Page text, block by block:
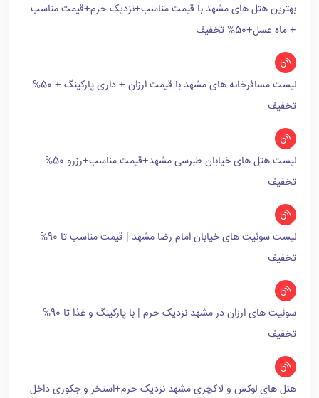
بهترین هتل های مشهد با قیمت مناسب+نزدیک حرم+قیمت مناسب
+ ماه عسل+50% تخفیف
لیست مسافرخانه های مشهد با قیمت ارزان + داری پارکینگ + 50%
تخفیف
لیست هتل های خیابان طبرسی مشهد+قیمت مناسب+رزرو 50%
تخفیف
لیست سوئیت های خیابان امام رضا مشهد | قیمت مناسب تا 90%
تخفیف
سوئیت های ارزان در مشهد نزدیک حرم | با پارکینگ و غذا تا 90%
تخفیف
هتل های لوکس و لاکچری مشهد نزدیک حرم+استخر و جکوزی داخل